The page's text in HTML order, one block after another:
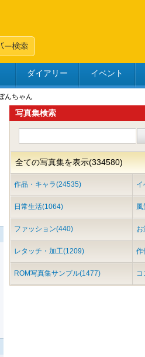
ダイアリー イベント
んちゃん
写真集検索
全ての写真集を表示(334580)
作品・キャラ(24535)
日常生活(1064)
ファッション(440)
レタッチ・加工(1209) 作
ROM写真集サンプル(1477)